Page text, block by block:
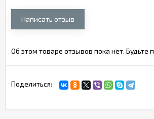
Написать отзыв
Об этом товаре отзывов пока нет. Будьте
Поделиться: